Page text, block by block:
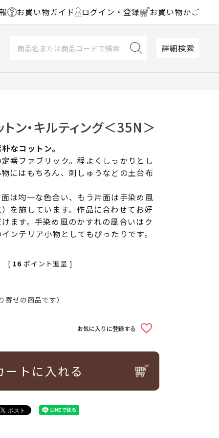
お買い物ガイド ログイン・登録 お買い物かご
詳細検索
ン・キルティング＜35N＞
なコットン。
番ファブリック。程よくしっかりとし
にはもちろん、刺しゅうなどの土台布
は均一な色合い、もう片面は手染め風
を施しています。作品に合わせてお好
ます。手染め風のかすれの風合いはク
ンテリア小物としてもぴったりです。
[ 16 ポイント進呈 ]
せの商品です）
お気に入りに登録する
ートに入れる